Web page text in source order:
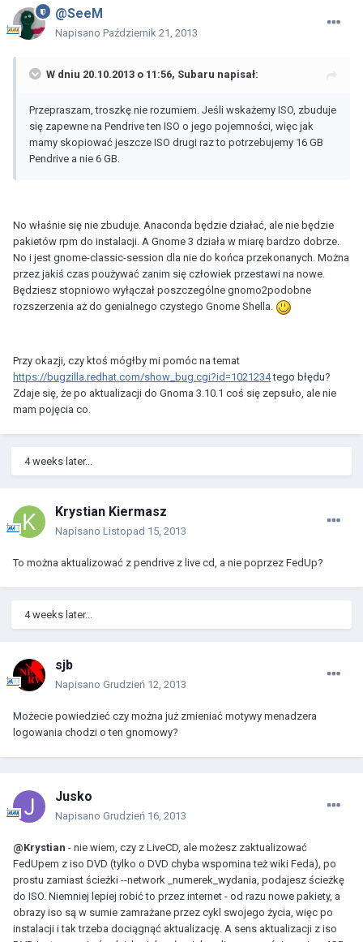
@SeeM
Napisano Październik 21, 2013
W dniu 20.10.2013 o 11:56, Subaru napisał:
Przepraszam, troszkę nie rozumiem. Jeśli wskażemy ISO, zbuduje
się zapewne na Pendrive ten ISO o jego pojemności, więc jak
mamy skopiować jeszcze ISO drugi raz to potrzebujemy 16 GB
Pendrive a nie 6 GB.
No właśnie się nie zbuduje. Anaconda będzie działać, ale nie będzie
pakietów rpm do instalacji. A Gnome 3 działa w miarę bardzo dobrze.
No i jest gnome-classic-session dla nie do końca przekonanych. Można
przez jakiś czas poużywać zanim się człowiek przestawi na nowe.
Będziesz stopniowo wyłączał poszczególne gnomo2podobne
rozszerzenia aż do genialnego czystego Gnome Shella.
Przy okazji, czy ktoś mógłby mi pomóc na temat
https://bugzilla.redhat.com/show_bug.cgi?id=1021234tego błędu?
Zdaje się, że po aktualizacji do Gnoma 3.10.1 coś się zepsuło, ale nie
mam pojęcia co.
4 weeks later...
Krystian Kiermasz
Napisano Listopad 15, 2013
To można aktualizować z pendrive z live cd, a nie poprzez FedUp?
4 weeks later...
sjb
Napisano Grudzień 12, 2013
Możecie powiedzieć czy można już zmieniać motywy menadzera
logowania chodzi o ten gnomowy?
Jusko
Napisano Grudzień 16, 2013
@Krystian - nie wiem, czy z LiveCD, ale możesz zaktualizować
FedUpem z iso DVD (tylko o DVD chyba wspomina też wiki Feda), po
prostu zamiast ścieżki --network _numerek_wydania, podajesz ścieżkę
do ISO. Niemniej lepiej robić to przez internet - od razu nowe pakiety, a
obrazy iso są w sumie zamrażane przez cykl swojego życia, więc po
instalacji i tak trzeba dociągnąć aktualizację. A sens aktualizacji z iso